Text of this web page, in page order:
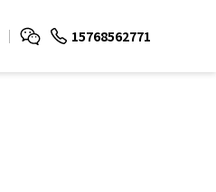
15768562771